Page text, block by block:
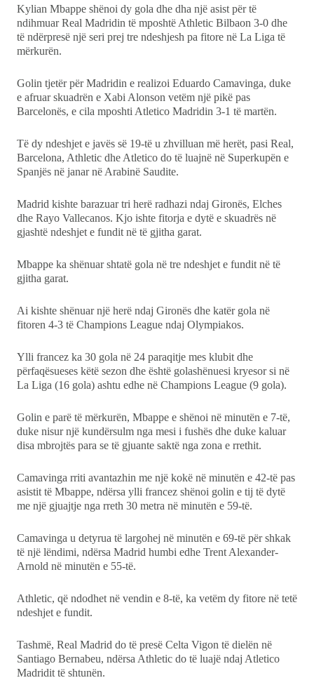
Udhëtime
DuVideo
Kylian Mbappe shënoi dy gola dhe dha një asist për të
ndihmuar Real Madridin të mposhtë Athletic Bilbaon 3-0 dhe
të ndërpresë një seri prej tre ndeshjesh pa fitore në La Liga të
mërkurën.
Golin tjetër për Madridin e realizoi Eduardo Camavinga, duke
e afruar skuadrën e Xabi Alonson vetëm një pikë pas
Barcelonës, e cila mposhti Atletico Madridin 3-1 të martën.
Të dy ndeshjet e javës së 19-të u zhvilluan më herët, pasi Real,
Barcelona, Athletic dhe Atletico do të luajnë në Superkupën e
Spanjës në janar në Arabinë Saudite.
Madrid kishte barazuar tri herë radhazi ndaj Gironës, Elches
dhe Rayo Vallecanos. Kjo ishte fitorja e dytë e skuadrës në
gjashtë ndeshjet e fundit në të gjitha garat.
Mbappe ka shënuar shtatë gola në tre ndeshjet e fundit në të
gjitha garat.
Ai kishte shënuar një herë ndaj Gironës dhe katër gola në
fitoren 4-3 të Champions League ndaj Olympiakos.
Ylli francez ka 30 gola në 24 paraqitje mes klubit dhe
përfaqësueses këtë sezon dhe është golashënuesi kryesor si në
La Liga (16 gola) ashtu edhe në Champions League (9 gola).
Golin e parë të mërkurën, Mbappe e shënoi në minutën e 7-të,
duke nisur një kundërsulm nga mesi i fushës dhe duke kaluar
disa mbrojtës para se të gjuante saktë nga zona e rrethit.
Camavinga rriti avantazhin me një kokë në minutën e 42-të pas
asistit të Mbappe, ndërsa ylli francez shënoi golin e tij të dytë
me një gjuajtje nga rreth 30 metra në minutën e 59-të.
Camavinga u detyrua të largohej në minutën e 69-të për shkak
të një lëndimi, ndërsa Madrid humbi edhe Trent Alexander-
Arnold në minutën e 55-të.
Athletic, që ndodhet në vendin e 8-të, ka vetëm dy fitore në tetë
ndeshjet e fundit.
Tashmë, Real Madrid do të presë Celta Vigon të dielën në
Santiago Bernabeu, ndërsa Athletic do të luajë ndaj Atletico
Madridit të shtunën.